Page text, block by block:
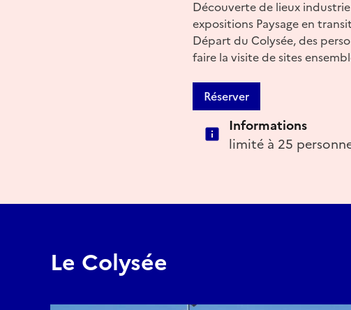
Découverte de lieux
expositions Paysage en
Départ du Colysée, des
faire la visite de sites
Réserver
Informations
limité à 25
Le Colysée